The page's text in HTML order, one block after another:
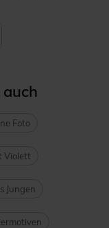
Foto
Violett
Jungen